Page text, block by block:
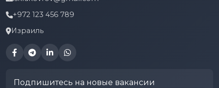
+972 123 456 789
Израиль
Подпишитесь на новые вакансии